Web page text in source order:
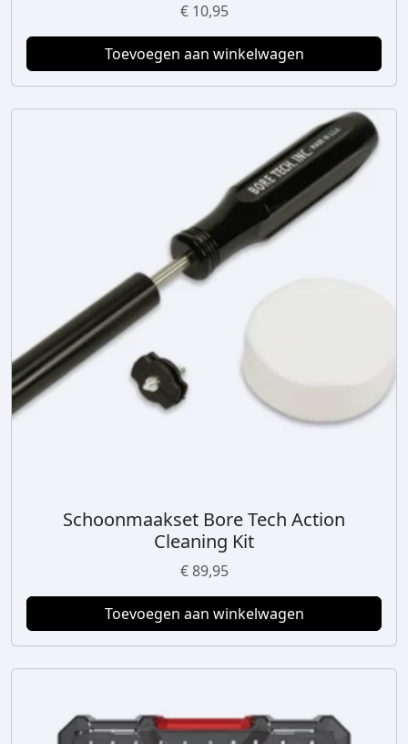
€10,95
Toevoegen aan winkelwagen
Schoonmaakset Bore Tech Action
Cleaning Kit
€89,95
Toevoegen aan winkelwagen